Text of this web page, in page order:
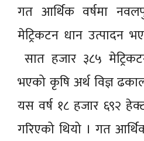
गत आर्थिक वर्षमा
मेट्रिकटन धान उत्पादन
सात हजार ३८५
भएको कृषि अर्थ विज्ञ
यस वर्ष १८ हजार ६९२
गरिएको थियो । गत